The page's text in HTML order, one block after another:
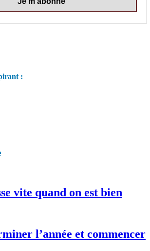
:
vite quand on est bien
l’année et commencer